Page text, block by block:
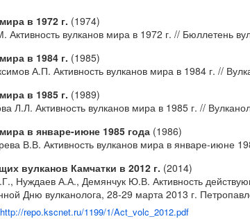
в 1972 г. (1974)
вулканов мира в 1972 г. // Бюллетень
в 1984 г. (1985)
А.П. Активность вулканов мира в 1984 г. //
в 1985 г. (1989)
Л.Л. Активность вулканов мира в 1985 г. //
в январе-июне 1985 года (1986)
В.В. Активность вулканов мира в январе-июне
вулканов Камчатки в 2012 г. (2014)
Нуждаев А.А., Демянчук Ю.В. Активность
Дню вулканолога, 28-29 марта 2013 г.
http://repo.kscnet.ru/1199/1/Act_volc_2012.pdf